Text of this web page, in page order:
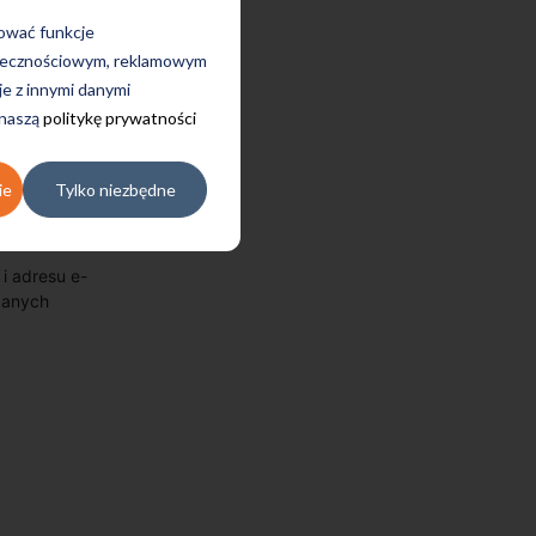
funkcje
reklamowym
z innymi danymi
politykę prywatności
Tylko niezbędne
adresu e-